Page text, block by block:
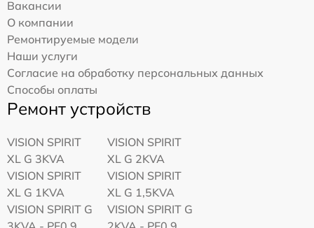
Вакансии
О компании
Ремонтируемые модели
Наши услуги
Согласие на обработку персональных данных
Способы оплаты
Ремонт устройств
VISION SPIRIT
XL G 3KVA
VISION SPIRIT
XL G 2KVA
VISION SPIRIT
XL G 1KVA
VISION SPIRIT
XL G 1,5KVA
VISION SPIRIT G
VISION SPIRIT G